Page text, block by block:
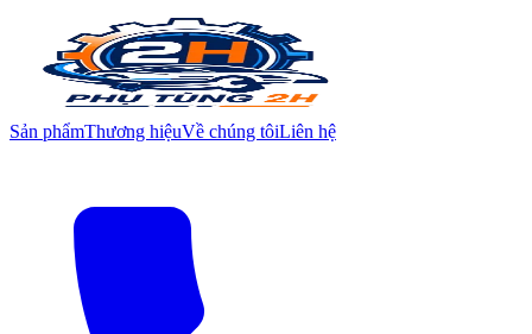
Sản phẩmThương hiệuVề chúng tôiLiên hệ